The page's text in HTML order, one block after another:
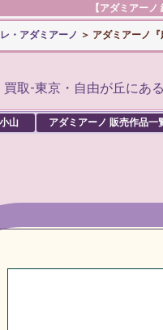
【 アダミアーノ
・アダミアーノ ＞ アダミアーノ『
山 アダミアーノ 販売作品一